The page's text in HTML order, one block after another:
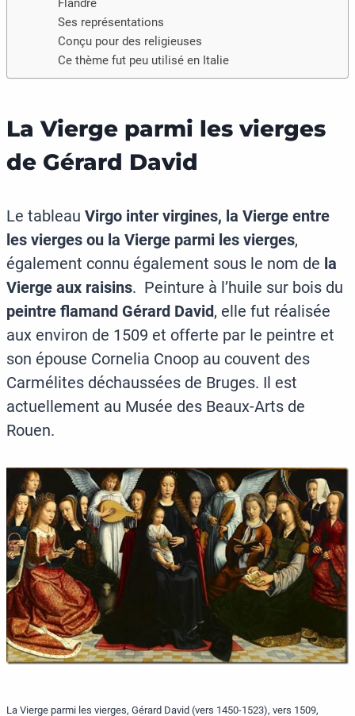
Flandre
Ses représentations
Conçu pour des religieuses
Ce thème fut peu utilisé en Italie
La Vierge parmi les vierges
de Gérard David
Le tableau Virgo inter virgines, la Vierge entre
les vierges ou la Vierge parmi les vierges,
également connu également sous le nom de la
Vierge aux raisins. Peinture à l’huile sur bois du
peintre flamand Gérard David, elle fut réalisée
aux environ de 1509 et offerte par le peintre et
son épouse Cornelia Cnoop au couvent des
Carmélites déchaussées de Bruges. Il est
actuellement au Musée des Beaux-Arts de
Rouen.
La Vierge parmi les vierges, Gérard David (vers 1450-1523), vers 1509,